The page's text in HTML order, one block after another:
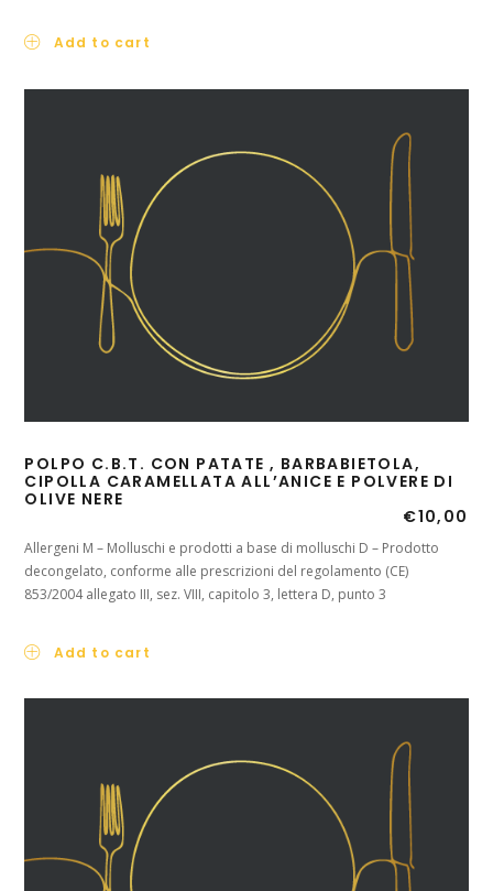
Add to cart
POLPO C.B.T. CON PATATE , BARBABIETOLA,
CIPOLLA CARAMELLATA ALL’ANICE E POLVERE DI
OLIVE NERE
€10,00
Allergeni M – Molluschi e prodotti a base di molluschi D – Prodotto
decongelato, conforme alle prescrizioni del regolamento (CE)
853/2004 allegato III, sez. VIII, capitolo 3, lettera D, punto 3
Add to cart